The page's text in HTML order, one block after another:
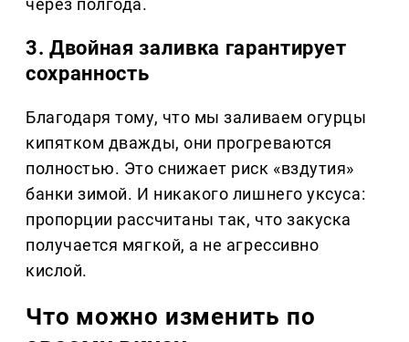
3. Двойная заливка гарантирует
сохранность
Благодаря тому, что мы заливаем огурцы
кипятком дважды, они прогреваются
полностью. Это снижает риск «вздутия»
банки зимой. И никакого лишнего уксуса:
пропорции рассчитаны так, что закуска
получается мягкой, а не агрессивно
кислой.
Что можно изменить по